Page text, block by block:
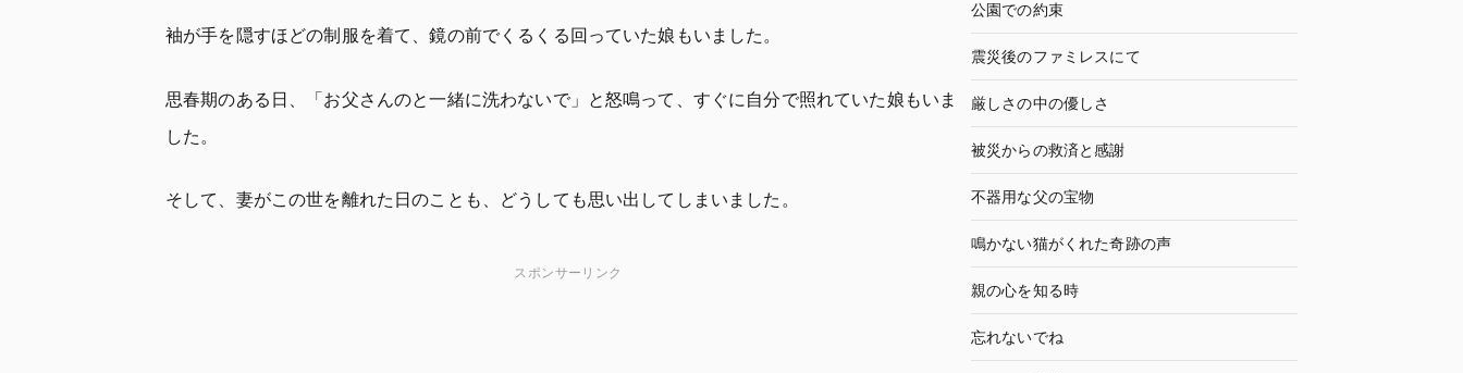
袖が手を隠すほどの制服を着て、鏡の前でくるくる回っていた娘もいました。
思春期のある日、「お父さんのと一緒に洗わないで」と怒鳴って、すぐに自分で照れていた娘もいま
した。
そして、妻がこの世を離れた日のことも、どうしても思い出してしまいました。
スポンサーリンク
公園での約束
震災後のファミレスにて
厳しさの中の優しさ
被災からの救済と感謝
不器用な父の宝物
鳴かない猫がくれた奇跡の声
親の心を知る時
忘れないでね